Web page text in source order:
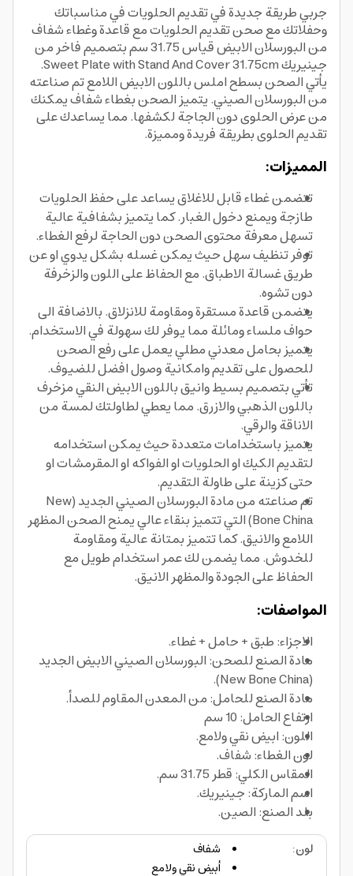
جربي طريقة جديدة في تقديم الحلويات في مناسباتك
وحفلاتك مع صحن تقديم الحلويات مع قاعدة وغطاء شفاف
من البورسلان الابيض قياس 31.75 سم بتصميم فاخر من
جينيريك Sweet Plate with Stand And Cover 31.75cm.
يأتي الصحن بسطح املس باللون الابيض اللامع تم صناعته
من البورسلان الصيني. يتميز الصحن بغطاء شفاف يمكنك
من عرض الحلوى دون الجاجة لكشفها. مما يساعدك على
تقديم الحلوى بطريقة فريدة ومميزة.
المميزات:
تتضمن غطاء قابل للاغلاق يساعد على حفظ الحلويات
طازجة ويمنع دخول الغبار. كما يتميز بشفافية عالية
تسهل معرفة محتوى الصحن دون الحاجة لرفع الغطاء.
توفر تنظيف سهل حيث يمكن غسله بشكل يدوي او عن
طريق غسالة الاطباق. مع الحفاظ على اللون والزخرفة
دون تشوه.
يتضمن قاعدة مستقرة ومقاومة للانزلاق. بالاضافة الى
حواف ملساء ومائلة مما يوفر لك سهولة في الاستخدام.
يتميز بحامل معدني مطلي يعمل على رفع الصحن
للحصول على تقديم وامكانية وصول افضل للضيوف.
تأتي بتصميم بسيط وانيق باللون الابيض النقي مزخرف
باللون الذهبي والازرق. مما يعطي لطاولتك لمسة من
الاناقة والرقي.
يتميز باستخدامات متعددة حيث يمكن استخدامه
لتقديم الكيك او الحلويات او الفواكه او المقرمشات او
حتى كزينة على طاولة التقديم.
تم صناعته من مادة البورسلان الصيني الجديد (New
Bone China) التي تتميز بنقاء عالي يمنح الصحن المظهر
اللامع والانيق. كما تتميز بمتانة عالية ومقاومة
للخدوش. مما يضمن لك عمر استخدام طويل مع
الحفاظ على الجودة والمظهر الانيق.
المواصفات:
الاجزاء: طبق + حامل + غطاء.
مادة الصنع للصحن: البورسلان الصيني الابيض الجديد
(New Bone China).
مادة الصنع للحامل: من المعدن المقاوم للصدأ.
ارتفاع الحامل: 10 سم
اللون: ابيض نقي ولامع.
لون الغطاء: شفاف.
المقاس الكلي: قطر 31.75 سم.
اسم الماركة: جينيريك.
بلد الصنع: الصين.
لون:
شفاف
أبيض نقي ولامع